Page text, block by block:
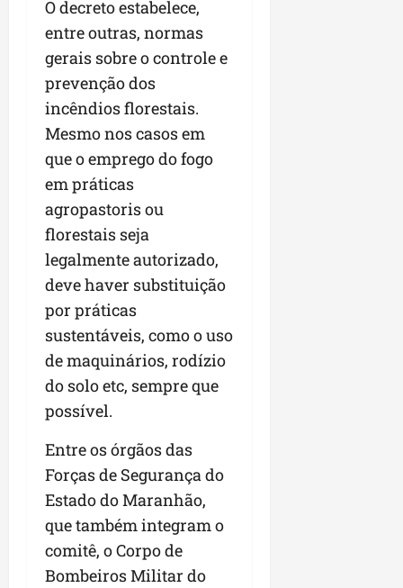
O decreto estabelece,
entre outras, normas
gerais sobre o controle e
prevenção dos
incêndios florestais.
Mesmo nos casos em
que o emprego do fogo
em práticas
agropastoris ou
florestais seja
legalmente autorizado,
deve haver substituição
por práticas
sustentáveis, como o uso
de maquinários, rodízio
do solo etc, sempre que
possível.
Entre os órgãos das
Forças de Segurança do
Estado do Maranhão,
que também integram o
comitê, o Corpo de
Bombeiros Militar do